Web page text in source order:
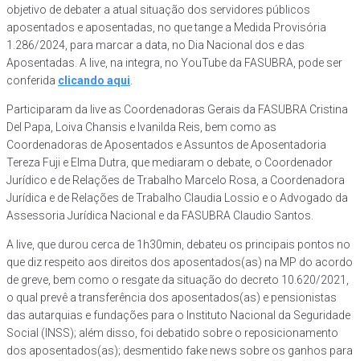
objetivo de debater a atual situação dos servidores públicos
aposentados e aposentadas, no que tange a Medida Provisória
1.286/2024, para marcar a data, no Dia Nacional dos e das
Aposentadas. A live, na integra, no YouTube da FASUBRA, pode ser
conferida clicando aqui
Participaram da live as Coordenadoras Gerais da FASUBRA Cristina
Del Papa, Loiva Chansis e Ivanilda Reis, bem como as
Coordenadoras de Aposentados e Assuntos de Aposentadoria
Tereza Fuji e Elma Dutra, que mediaram o debate, o Coordenador
Jurídico e de Relações de Trabalho Marcelo Rosa, a Coordenadora
Jurídica e de Relações de Trabalho Claudia Lossio e o Advogado da
Assessoria Jurídica Nacional e da FASUBRA Claudio Santos.
A live, que durou cerca de 1h30min, debateu os principais pontos no
que diz respeito aos direitos dos aposentados(as) na MP do acordo
de greve, bem como o resgate da situação do decreto 10.620/2021,
o qual prevê a transferência dos aposentados(as) e pensionistas
das autarquias e fundações para o Instituto Nacional da Seguridade
Social (INSS); além disso, foi debatido sobre o reposicionamento
dos aposentados(as); desmentido fake news sobre os ganhos para